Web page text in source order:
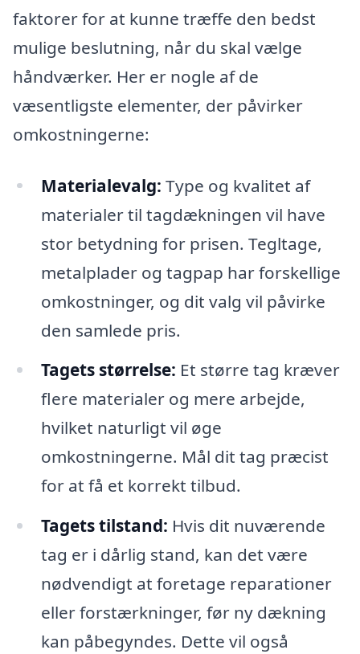
faktorer for at kunne træffe den bedst
mulige beslutning, når du skal vælge
håndværker. Her er nogle af de
væsentligste elementer, der påvirker
omkostningerne:
Materialevalg: Type og kvalitet af
materialer til tagdækningen vil have
stor betydning for prisen. Tegltage,
metalplader og tagpap har forskellige
omkostninger, og dit valg vil påvirke
den samlede pris.
Tagets størrelse: Et større tag kræver
flere materialer og mere arbejde,
hvilket naturligt vil øge
omkostningerne. Mål dit tag præcist
for at få et korrekt tilbud.
Tagets tilstand: Hvis dit nuværende
tag er i dårlig stand, kan det være
nødvendigt at foretage reparationer
eller forstærkninger, før ny dækning
kan påbegyndes. Dette vil også